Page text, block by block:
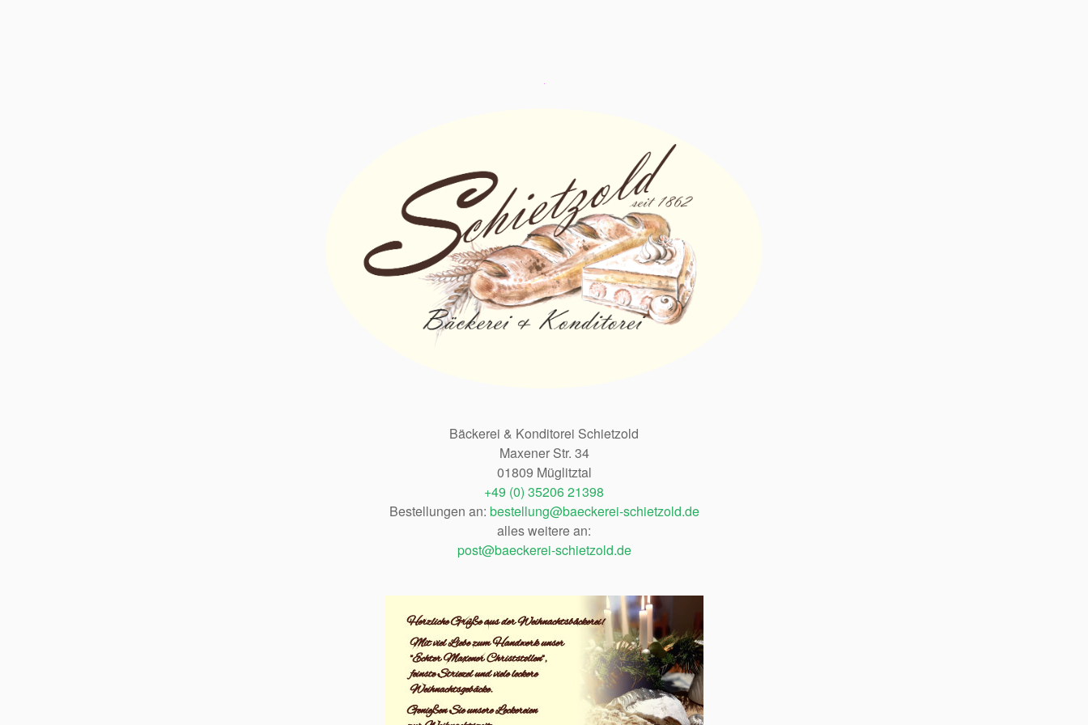
Bäckerei & Konditorei Schietzold
Maxener Str. 34
01809 Müglitztal
+49 (0) 35206 21398
Bestellungen an: bestellung@baeckerei-schietzold.de
alles weitere an:
post@baeckerei-schietzold.de